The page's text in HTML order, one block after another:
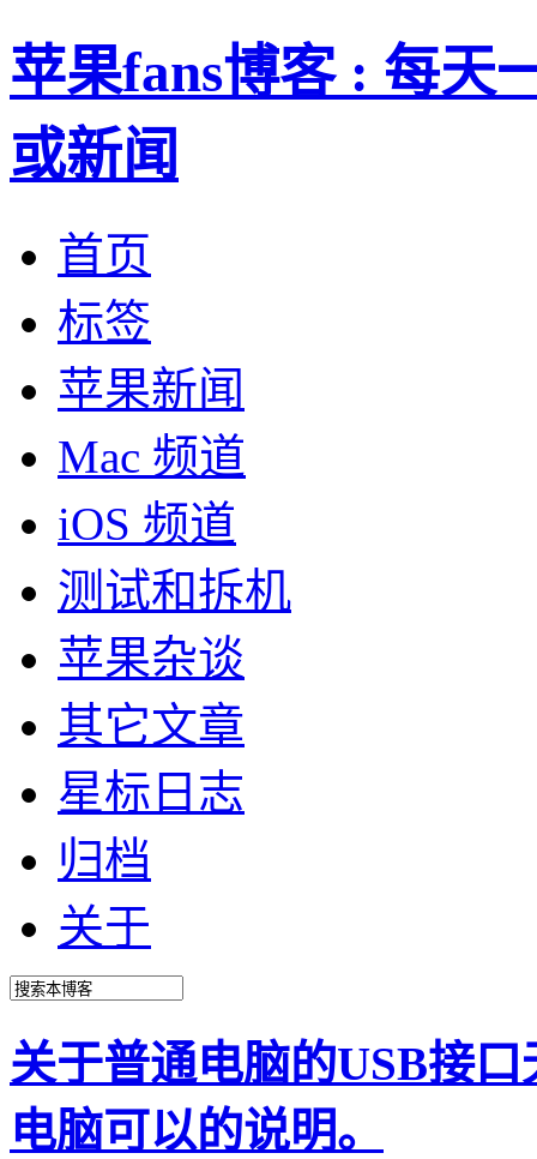
苹果fans博客 : 每天
或新闻
首页
标签
苹果新闻
Mac 频道
iOS 频道
测试和拆机
苹果杂谈
其它文章
星标日志
归档
关于
关于普通电脑的USB接
电脑可以的说明。